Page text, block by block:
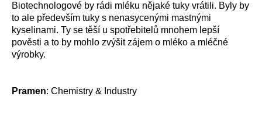
Biotechnologové by rádi mléku nějaké tuky vrátili. Byly by
to ale především tuky s nenasycenými mastnými
kyselinami. Ty se těší u spotřebitelů mnohem lepší
pověsti a to by mohlo zvýšit zájem o mléko a mléčné
výrobky.
Pramen: Chemistry & Industry